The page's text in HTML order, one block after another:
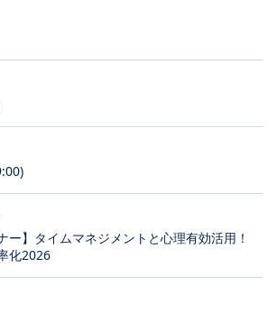
ー】タイムマネジメントと心理有効活用！
化2026